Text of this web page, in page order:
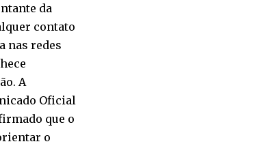
da
contato
nas redes
A
Oficial
que o
o